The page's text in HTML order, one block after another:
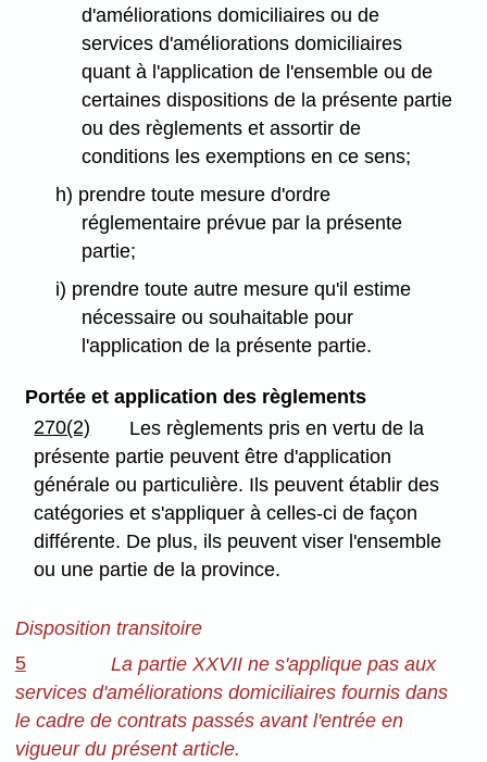
d'améliorations domiciliaires ou de
services d'améliorations domiciliaires
quant à l'application de l'ensemble ou de
certaines dispositions de la présente partie
ou des règlements et assortir de
conditions les exemptions en ce sens;
h) prendre toute mesure d'ordre
réglementaire prévue par la présente
partie;
i) prendre toute autre mesure qu'il estime
nécessaire ou souhaitable pour
l'application de la présente partie.
Portée et application des règlements
270(2)
Les règlements pris en vertu de la
présente partie peuvent être d'application
générale ou particulière. Ils peuvent établir des
catégories et s'appliquer à celles-ci de façon
différente. De plus, ils peuvent viser l'ensemble
ou une partie de la province.
Disposition transitoire
5
La partie XXVII ne s'applique pas aux
services d'améliorations domiciliaires fournis dans
le cadre de contrats passés avant l'entrée en
vigueur du présent article.